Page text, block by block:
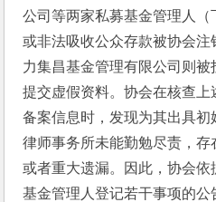
公司等两家私募基金管理人（
或非法吸收公众存款被协会注
力集昌基金管理有限公司则
提交虚假资料。协会在核查
备案信息时，发现为其出具
律师事务所未能勤勉尽责，
或者重大遗漏。因此，协会
基金管理人登记若干事项的